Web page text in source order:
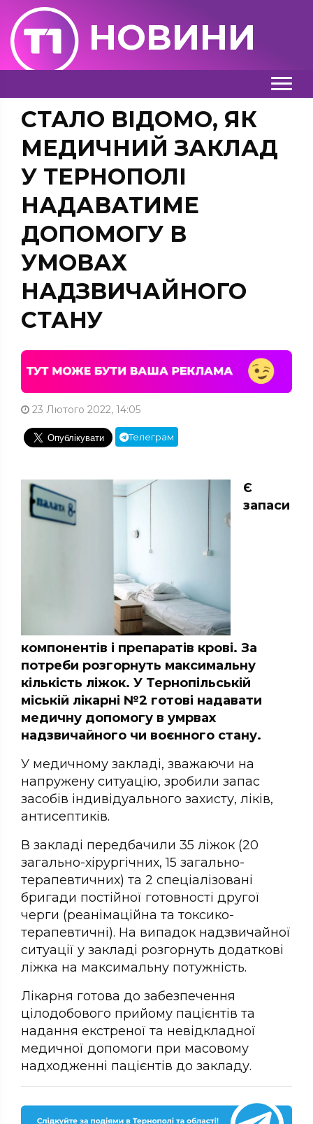
НОВИНИ
СТАЛО ВІДОМО, ЯК
МЕДИЧНИЙ ЗАКЛАД
У ТЕРНОПОЛІ
НАДАВАТИМЕ
ДОПОМОГУ В
УМОВАХ
НАДЗВИЧАЙНОГО
СТАНУ
23 Лютого 2022, 14:05
Телеграм
Є
запаси
компонентів і препаратів крові. За
потреби розгорнуть максимальну
кількість ліжок. У Тернопільській
міській лікарні №2 готові надавати
медичну допомогу в умрвах
надзвичайного чи воєнного стану.
У медичному закладі, зважаючи на
напружену ситуацію, зробили запас
засобів індивідуального захисту, ліків,
антисептиків.
В закладі передбачили 35 ліжок (20
загально-хірургічних, 15 загально-
терапевтичних) та 2 спеціалізовані
бригади постійної готовності другої
черги (реанімаційна та токсико-
терапевтичні). На випадок надзвичайної
ситуації у закладі розгорнуть додаткові
ліжка на максимальну потужність.
Лікарня готова до забезпечення
цілодобового прийому пацієнтів та
надання екстреної та невідкладної
медичної допомоги при масовому
надходженні пацієнтів до закладу.